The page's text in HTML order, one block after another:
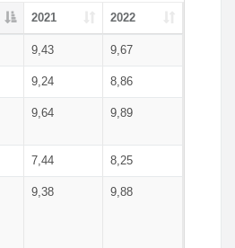
2021 2022
9,43 9,67
9,24 8,86
9,64 9,89
7,44 8,25
9,38 9,88